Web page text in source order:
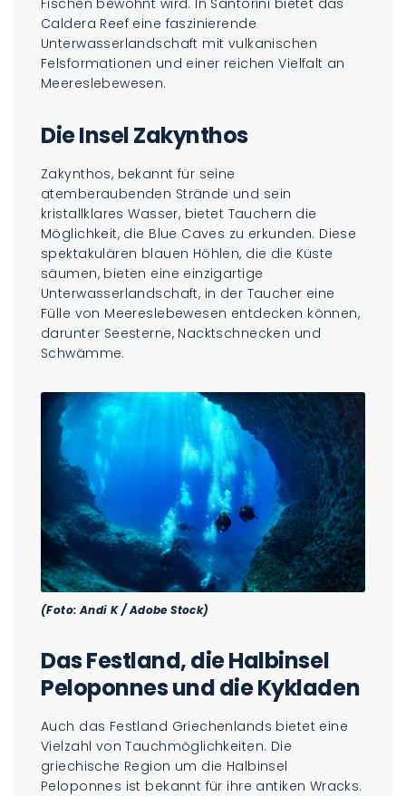
Fischen bewohnt wird. In Santorini bietet das
Caldera Reef eine faszinierende
Unterwasserlandschaft mit vulkanischen
Felsformationen und einer reichen Vielfalt an
Meereslebewesen.
Die Insel Zakynthos
Zakynthos, bekannt für seine
atemberaubenden Strände und sein
kristallklares Wasser, bietet Tauchern die
Möglichkeit, die Blue Caves zu erkunden. Diese
spektakulären blauen Höhlen, die die Küste
säumen, bieten eine einzigartige
Unterwasserlandschaft, in der Taucher eine
Fülle von Meereslebewesen entdecken können,
darunter Seesterne, Nacktschnecken und
Schwämme.
(Foto: Andi K / Adobe Stock)
Das Festland, die Halbinsel
Peloponnes und die Kykladen
Auch das Festland Griechenlands bietet eine
Vielzahl von Tauchmöglichkeiten. Die
griechische Region um die Halbinsel
Peloponnes ist bekannt für ihre antiken Wracks.